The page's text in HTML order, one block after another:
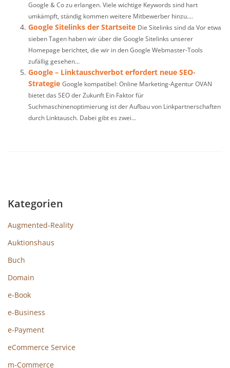
Google & Co zu erlangen. Viele wichtige Keywords sind hart
umkämpft, ständig kommen weitere Mitbewerber hinzu....
Google Sitelinks der Startseite Die Sitelinks sind da Vor etwa
sieben Tagen haben wir über die Google Sitelinks unserer
Homepage berichtet, die wir in den Google Webmaster-Tools
zufällig gesehen...
Google – Linktauschverbot erfordert neue SEO-
Strategie Google kompatibel: Online Marketing-Agentur OVAN
bietet das SEO der Zukunft Ein Faktor für
Suchmaschinenoptimierung ist der Aufbau von Linkpartnerschaften
durch Linktausch. Dabei gibt es zwei...
Kategorien
Augmented-Reality
Auktionshaus
Buch
Domain
e-Book
e-Business
e-Payment
eCommerce Service
m-Commerce